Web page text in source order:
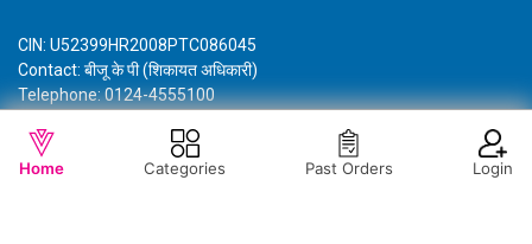
CIN: U52399HR2008PTC086045
Contact: बीजू के पी (शिकायत अधिकारी)
Telephone: 0124-4555100
विशाल मेगा मार्ट के बारे में जानकारी गोपनीयता नीति नियम और शर्तें
Home Categories Past Orders Login